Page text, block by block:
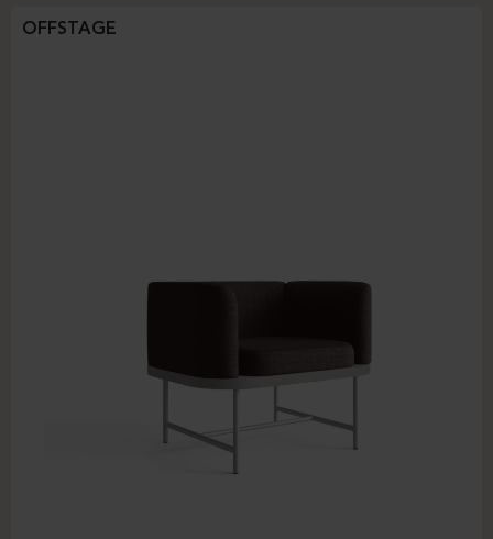
OFFSTAGE